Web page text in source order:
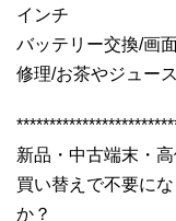
インチ
バッテリー交換/画
修理/お茶やジュー
新品・中古端末・
買い替えで不要に
か？